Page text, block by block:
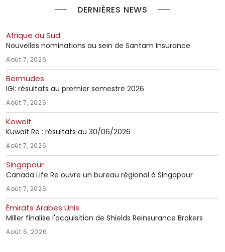
DERNIÈRES NEWS
Afrique du Sud
Nouvelles nominations au sein de Santam Insurance
Août 7, 2026
Bermudes
IGI: résultats au premier semestre 2026
Août 7, 2026
Koweit
Kuwait Re : résultats au 30/06/2026
Août 7, 2026
Singapour
Canada Life Re ouvre un bureau régional à Singapour
Août 7, 2026
Émirats Arabes Unis
Miller finalise l'acquisition de Shields Reinsurance Brokers
Août 6, 2026